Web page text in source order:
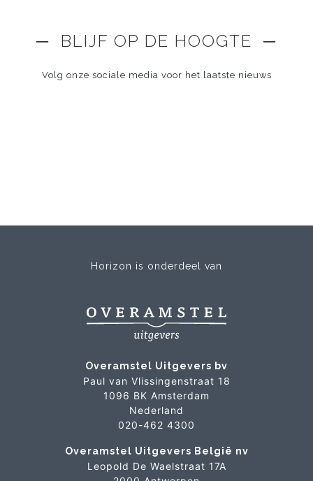
─ BLIJF OP DE HOOGTE ─
Volg onze sociale media voor het laatste nieuws
Horizon is onderdeel van
Overamstel Uitgevers bv
Paul van Vlissingenstraat 18
1096 BK Amsterdam
Nederland
020-462 4300
Overamstel Uitgevers België nv
Leopold De Waelstraat 17A